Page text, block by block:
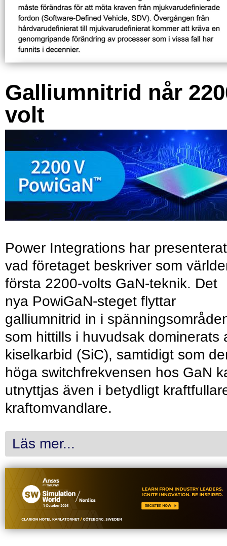
Galliumnitrid når
volt
Power Integrations har presenterat
vad företaget beskriver som
första 2200-volts GaN-teknik. Det
nya PowiGaN-steget flyttar
galliumnitrid in i
som hittills i huvudsak dominerats
kiselkarbid (SiC), samtidigt som
höga switchfrekvensen hos GaN
utnyttjas även i betydligt
kraftomvandlare.
Läs mer...